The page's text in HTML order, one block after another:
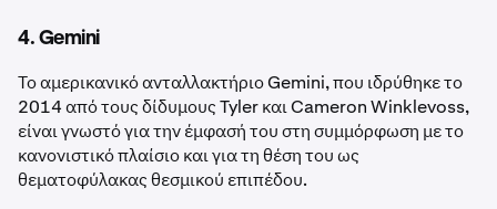
4. Gemini
Το αμερικανικό ανταλλακτήριο Gemini, που ιδρύθηκε το
2014 από τους δίδυμους Tyler και Cameron Winklevoss,
είναι γνωστό για την έμφασή του στη συμμόρφωση με το
κανονιστικό πλαίσιο και για τη θέση του ως
θεματοφύλακας θεσμικού επιπέδου.